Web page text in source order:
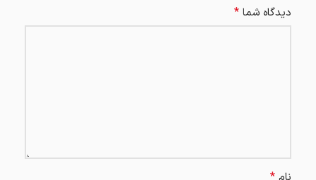
دیدگاه شما *